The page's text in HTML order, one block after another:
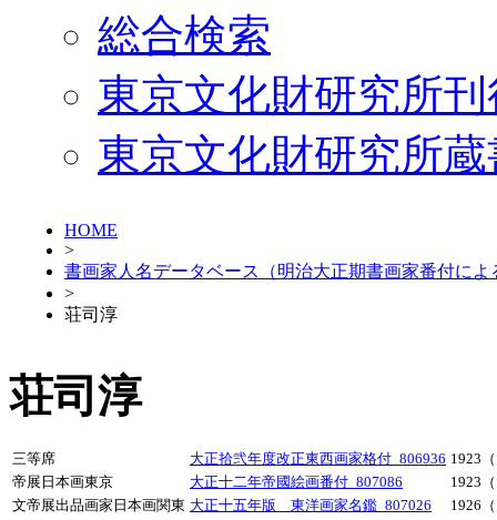
総合検索
東京文化財研究所
東京文化財研究所
HOME
>
書画家人名データベース（明治大正期書画家番付によ
>
荘司淳
荘司淳
三等席 大正拾弐年度改正東西画家格付_806936 1923
帝展日本画東京
大正十二年帝國絵画番付_807086
1923
文帝展出品画家日本画関東 大正十五年版 東洋画家名鑑_807026 1926